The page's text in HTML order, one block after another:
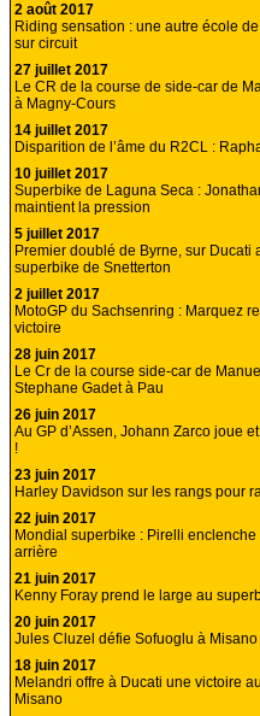
2 août 2017
Riding sensation : une autre école
sur circuit
27 juillet 2017
Le CR de la course de side-car de
à Magny-Cours
14 juillet 2017
Disparition de l’âme du R2CL :
10 juillet 2017
Superbike de Laguna Seca :
maintient la pression
5 juillet 2017
Premier doublé de Byrne, sur Ducati
superbike de Snetterton
2 juillet 2017
MotoGP du Sachsenring : Marquez
victoire
28 juin 2017
Le Cr de la course side-car de
Stephane Gadet à Pau
26 juin 2017
Au GP d’Assen, Johann Zarco joue
!
23 juin 2017
Harley Davidson sur les rangs pour
22 juin 2017
Mondial superbike : Pirelli enclenche
arrière
21 juin 2017
Kenny Foray prend le large au
20 juin 2017
Jules Cluzel défie Sofuoglu à Misano
18 juin 2017
Melandri offre à Ducati une victoire
Misano